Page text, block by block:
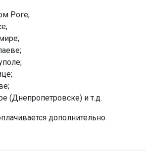
Роге;
(Днепропетровске) и т.д.
дополнительно.